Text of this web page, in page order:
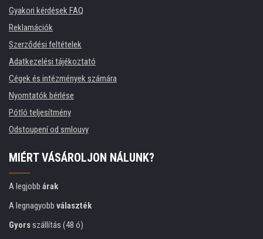
Gyakori kérdések FAQ
Reklamációk
Szerződési feltételek
Adatkezelési tájékoztató
Cégek és intézmények számára
Nyomtatók bérlése
Pótló teljesítmény
Odstoupení od smlouvy
MIÉRT VÁSÁROLJON NÁLUNK?
A legjobb árak
A legnagyobb választék
Gyorsszállítás (48 ó)